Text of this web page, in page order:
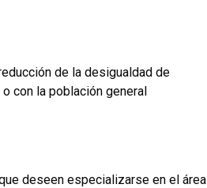
de la desigualdad de
con la población general
deseen especializarse en el área